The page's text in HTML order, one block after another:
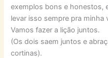
exemplos bons e honestos,
levar isso sempre pra minha
Vamos fazer a lição juntos.
(Os dois saem juntos e
cortinas).